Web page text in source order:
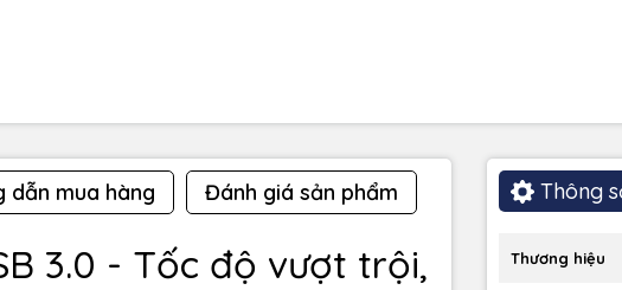
dẫn mua hàng Đánh giá sản phẩm
3.0 - Tốc độ vượt trội,
Thông
Thương hiệu